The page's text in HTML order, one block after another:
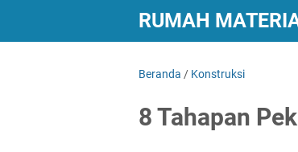
RUMAH
Beranda / Konstruksi
8 Tahapan